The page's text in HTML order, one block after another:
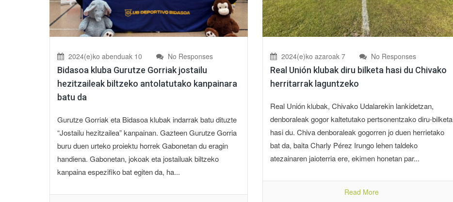
2024(e)ko abenduak 10 No Responses
Bidasoa kluba Gurutze Gorriak jostailu
hezitzaileak biltzeko antolatutako kanpainara
batu da
Gurutze Gorriak eta Bidasoa klubak indarrak batu dituzte
“Jostailu hezitzailea” kanpainan. Gazteen Gurutze Gorria
buru duen urteko proiektu horrek Gabonetan du eragin
handiena. Gabonetan, jokoak eta jostailuak biltzeko
kanpaina espezifiko bat egiten da, ha...
2024(e)ko azaroak 7 No Responses
Real Unión klubak diru bilketa hasi du Chivako
herritarrak laguntzeko
Real Unión klubak, Chivako Udalarekin lankidetzan,
denboraleak gogor kaltetutako pertsonentzako diru-bilketa
hasi du. Chiva denboraleak gogorren jo duen herrietako
bat da, baita Charly Pérez Irungo lehen taldeko
atezainaren jaioterria ere, ekimen honetan par...
Read More